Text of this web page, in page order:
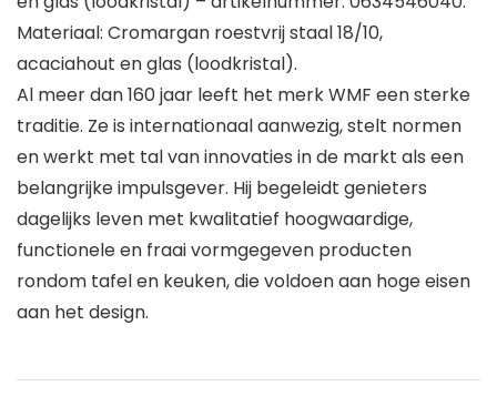
Materiaal: Cromargan roestvrij staal 18/10,
acaciahout en glas (loodkristal).
Al meer dan 160 jaar leeft het merk WMF een sterke
traditie. Ze is internationaal aanwezig, stelt normen
en werkt met tal van innovaties in de markt als een
belangrijke impulsgever. Hij begeleidt genieters
dagelijks leven met kwalitatief hoogwaardige,
functionele en fraai vormgegeven producten
rondom tafel en keuken, die voldoen aan hoge eisen
aan het design.